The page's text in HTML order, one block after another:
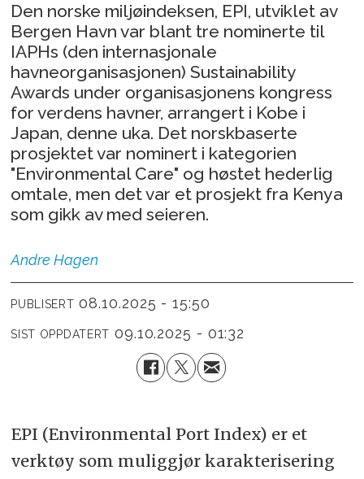
Den norske miljøindeksen, EPI, utviklet av
Bergen Havn var blant tre nominerte til
IAPHs (den internasjonale
havneorganisasjonen) Sustainability
Awards under organisasjonens kongress
for verdens havner, arrangert i Kobe i
Japan, denne uka. Det norskbaserte
prosjektet var nominert i kategorien
"Environmental Care" og høstet hederlig
omtale, men det var et prosjekt fra Kenya
som gikk av med seieren.
Andre Hagen
PUBLISERT 08.10.2025 - 15:50
SIST OPPDATERT 09.10.2025 - 01:32
EPI (Environmental Port Index) er et
verktøy som muliggjør karakterisering